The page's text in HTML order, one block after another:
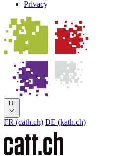
Privacy
IT
FR (cath.ch) DE (kath.ch)